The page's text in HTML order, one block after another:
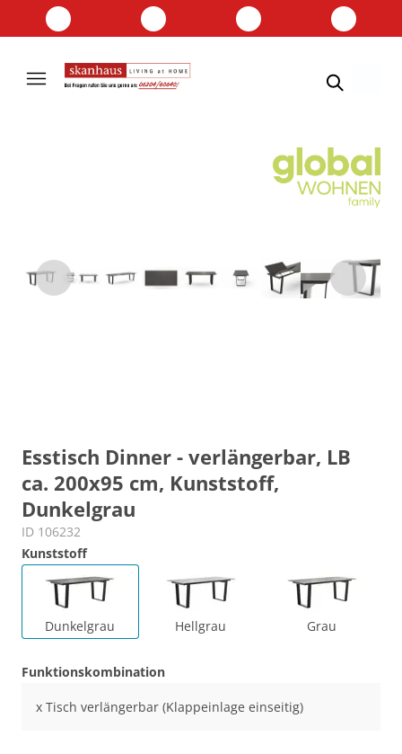
Esstisch Dinner - verlängerbar, LB
ca. 200x95 cm, Kunststoff,
Dunkelgrau
ID 106232
Kunststoff
Dunkelgrau Hellgrau Grau
Funktionskombination
x Tisch verlängerbar (Klappeinlage einseitig)